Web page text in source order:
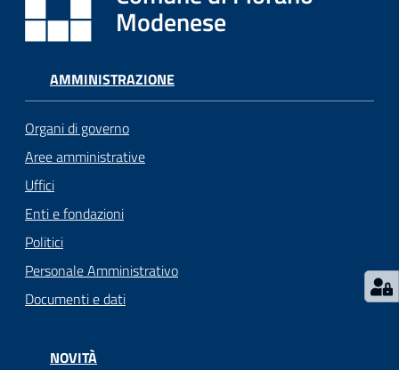
o
r
T
u
s
m
Tutti
argomenti...
Modenese
AMMINISTRAZIONE
Organi di governo
Aree amministrative
Uffici
Enti e fondazioni
Politici
Personale Amministrativo
Documenti e dati
NOVITÀ